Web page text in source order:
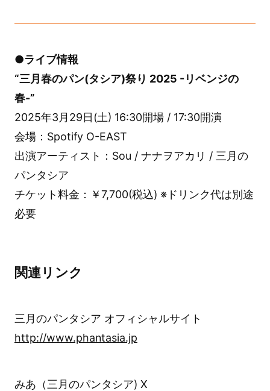
●ライブ情報
“三月春のパン(タシア)祭り 2025 -リベンジの
春-”
2025年3月29日(土) 16:30開場 / 17:30開演
会場：Spotify O-EAST
出演アーティスト：Sou / ナナヲアカリ / 三月の
パンタシア
チケット料金：￥7,700(税込) ※ドリンク代は別途
必要
関連リンク
三月のパンタシア オフィシャルサイト
http://www.phantasia.jp
みあ（三月のパンタシア) X